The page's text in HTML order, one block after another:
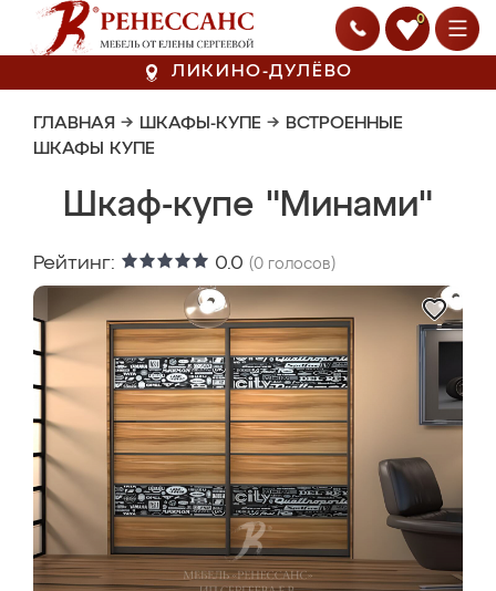
0
ЛИКИНО-ДУЛЁВО
ГЛАВНАЯ → ШКАФЫ-КУПЕ → ВСТРОЕННЫЕ
ШКАФЫ КУПЕ
Шкаф-купе "Минами"
Рейтинг: 0.0 (0 голосов)